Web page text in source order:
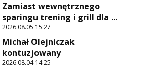
Zamiast wewnętrznego
sparingu trening i grill dla ...
2026.08.05 15:27
Michał Olejniczak
kontuzjowany
2026.08.04 14:25